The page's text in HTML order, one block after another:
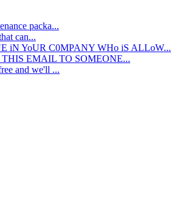
packa...
can...
iN YoUR C0MPANY WHo iS ALLoW...
THIS EMAIL TO SOMEONE...
and we'll ...